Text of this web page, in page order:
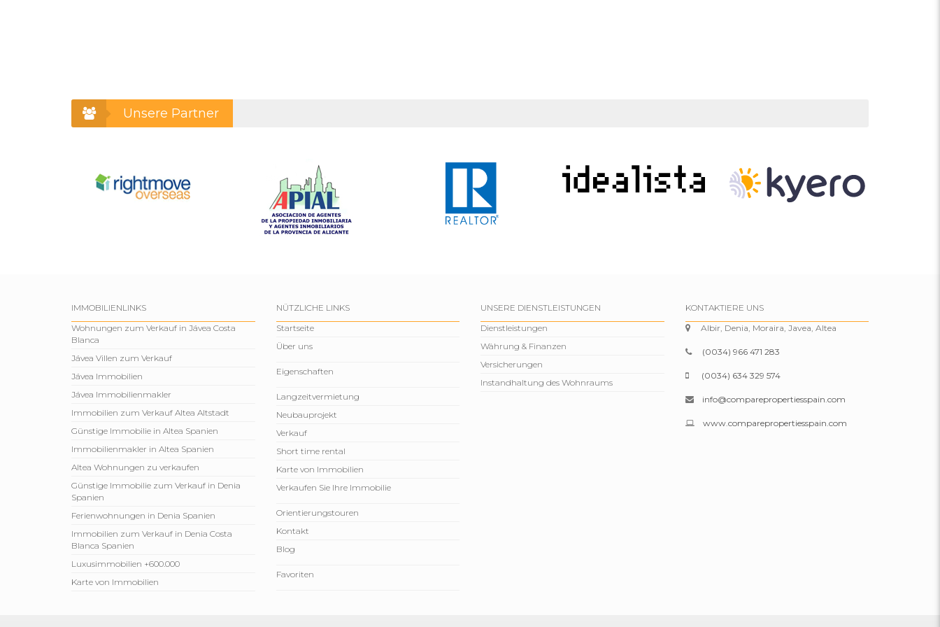
Unsere Partner
IMMOBILIENLINKS
Wohnungen zum Verkauf in Jávea Costa
Blanca
Jávea Villen zum Verkauf
Jávea Immobilien
Jávea Immobilienmakler
Immobilien zum Verkauf Altea Altstadt
Günstige Immobilie in Altea Spanien
Immobilienmakler in Altea Spanien
Altea Wohnungen zu verkaufen
Günstige Immobilie zum Verkauf in Denia
Spanien
Ferienwohnungen in Denia Spanien
Immobilien zum Verkauf in Denia Costa
Blanca Spanien
Luxusimmobilien +600.000
Karte von Immobilien
NÜTZLICHE LINKS
Startseite
Über uns
Eigenschaften
Langzeitvermietung
Neubauprojekt
Verkauf
Short time rental
Karte von Immobilien
Verkaufen Sie Ihre Immobilie
Orientierungstouren
Kontakt
Blog
Favoriten
UNSERE DIENSTLEISTUNGEN
Dienstleistungen
Währung & Finanzen
Versicherungen
Instandhaltung des Wohnraums
KONTAKTIERE UNS
Albir, Denia, Moraira, Javea, Altea
(0034) 966 471 283
(0034) 634 329 574
info@comparepropertiesspain.com
www.comparepropertiesspain.com